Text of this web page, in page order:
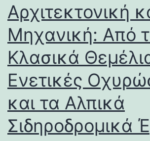
Αρχιτεκτονική
Μηχανική: Από
Κλασικά
Ενετικές
και τα Αλπικά
Σιδηροδρομικά